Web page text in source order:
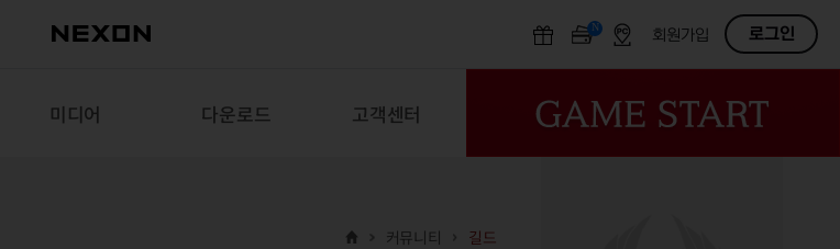
N OFF회원가입 로그인
미디어 다운로드 고객센터
커뮤니티 길드